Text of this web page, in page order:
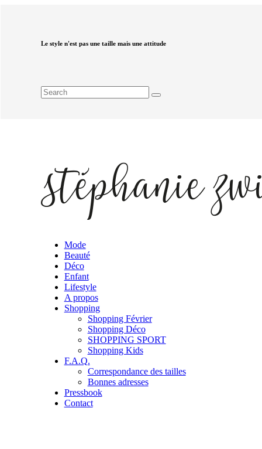
Le style n'est pas une taille mais une attitude
Mode
Beauté
Déco
Enfant
Lifestyle
A propos
Shopping
Shopping Février
Shopping Déco
SHOPPING SPORT
Shopping Kids
F.A.Q.
Correspondance des tailles
Bonnes adresses
Pressbook
Contact